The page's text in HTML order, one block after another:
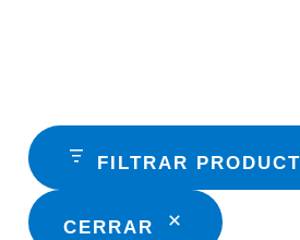
FILTRAR
CERRAR